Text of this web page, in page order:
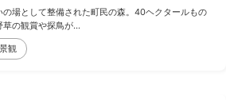
場として整備された町民の森。40ヘクタールもの
の観賞や探鳥が...
観